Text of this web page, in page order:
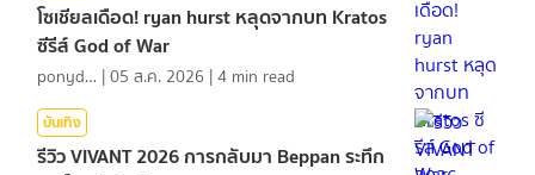
โซเชียลเดือด! ryan hurst หลุดจากบท Kratos
ซีรีส์ God of War
ponydiary |05 ส.ค. 2026 |4 min read
บันเทิง
รีวิว VIVANT 2026 การกลับมา Beppan ระทึก